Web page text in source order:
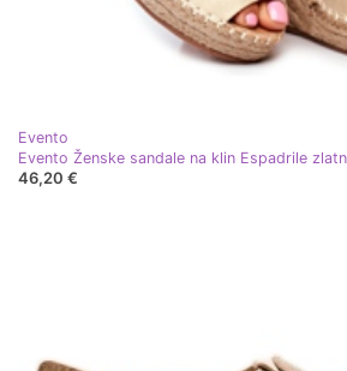
Evento
Evento Ženske sandale na klin Espadrile
46,20 €